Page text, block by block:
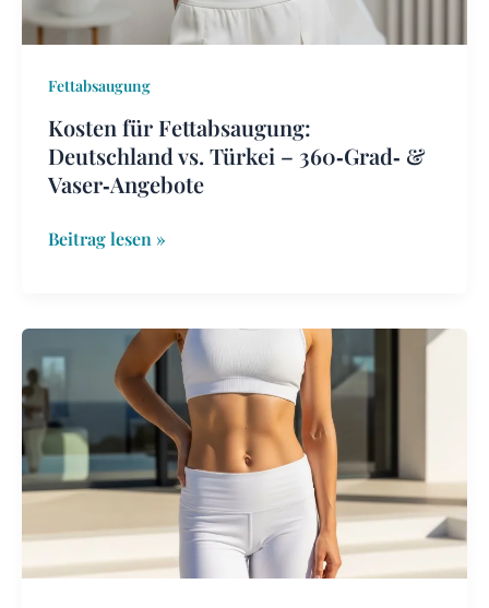
Fettabsaugung
Kosten für Fettabsaugung:
Deutschland vs. Türkei – 360‑Grad‑ &
Vaser‑Angebote
360‑Grad‑
&
Beitrag lesen »
Intelligente
Fettabsaugung:
Warum
die
Türkei
das
Kosten‑Nutzen‑Verhältnis
bietet